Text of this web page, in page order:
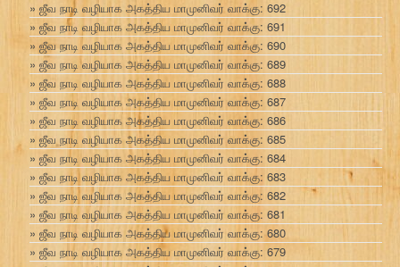
ஜீவ நாடி வழியாக அகத்திய மாமுனிவர் வாக்கு: 692
ஜீவ நாடி வழியாக அகத்திய மாமுனிவர் வாக்கு: 691
ஜீவ நாடி வழியாக அகத்திய மாமுனிவர் வாக்கு: 690
ஜீவ நாடி வழியாக அகத்திய மாமுனிவர் வாக்கு: 689
ஜீவ நாடி வழியாக அகத்திய மாமுனிவர் வாக்கு: 688
ஜீவ நாடி வழியாக அகத்திய மாமுனிவர் வாக்கு: 687
ஜீவ நாடி வழியாக அகத்திய மாமுனிவர் வாக்கு: 686
ஜீவ நாடி வழியாக அகத்திய மாமுனிவர் வாக்கு: 685
ஜீவ நாடி வழியாக அகத்திய மாமுனிவர் வாக்கு: 684
ஜீவ நாடி வழியாக அகத்திய மாமுனிவர் வாக்கு: 683
ஜீவ நாடி வழியாக அகத்திய மாமுனிவர் வாக்கு: 682
ஜீவ நாடி வழியாக அகத்திய மாமுனிவர் வாக்கு: 681
ஜீவ நாடி வழியாக அகத்திய மாமுனிவர் வாக்கு: 680
ஜீவ நாடி வழியாக அகத்திய மாமுனிவர் வாக்கு: 679